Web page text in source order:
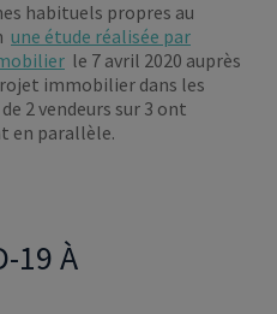
habituels propres au
une étude réalisée par
le 7 avril 2020 auprès
immobilier dans les
2 vendeurs sur 3 ont
en parallèle.
19 À